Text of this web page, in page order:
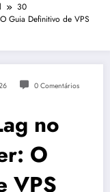
30
Guia Definitivo de VPS
0 Comentários
no
O
VPS